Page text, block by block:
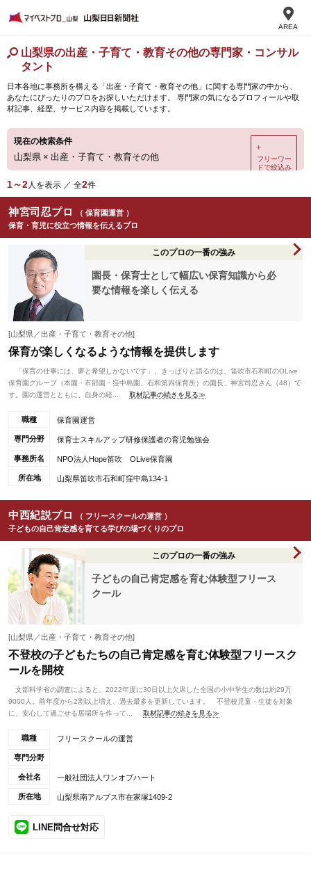
AREA
山梨県の出産・子育て・教育その他の専門家・コンサル
タント
日本各地に事務所を構える「出産・子育て・教育その他」に関する専門家の中から、
あなたにぴったりのプロをお探しいただけます。 専門家の気になるプロフィールや取
材記事、経歴、サービス内容を掲載しています。
現在の検索条件
山梨県 × 出産・子育て・教育その他
＋
フリーワー
ドで絞込み
1～2人を表示 ／ 全2件
神宮司忍プロ
（ 保育園運営 ）
保育・育児に役立つ情報を伝えるプロ
このプロの一番の強み
園長・保育士として幅広い保育知識から必
要な情報を楽しく伝える
[山梨県／出産・子育て・教育その他]
保育が楽しくなるような情報を提供します
「保育の仕事には、夢と希望しかないです」。きっぱりと語るのは、笛吹市石和町のOLive
保育園グループ（本園・市部園・窪中島園、石和第四保育所）の園長、神宮司忍さん（48）で
す。園の運営とともに、自身の経...
取材記事の続きを見る≫
職種 保育園運営
専門分野 保育士スキルアップ研修保護者の育児勉強会
事務所名 NPO法人Hope笛吹 OLive保育園
所在地 山梨県笛吹市石和町窪中島134-1
中西紀説プロ
（ フリースクールの運営 ）
子どもの自己肯定感を育てる学びの場づくりのプロ
このプロの一番の強み
子どもの自己肯定感を育む体験型フリース
クール
[山梨県／出産・子育て・教育その他]
不登校の子どもたちの自己肯定感を育む体験型フリースク
ールを開校
文部科学省の調査によると、2022年度に30日以上欠席した全国の小中学生の数は約29万
9000人。前年度から2割以上増え、過去最多を更新しています。 不登校児童・生徒を対象
に、安心して過ごせる居場所を作って...
取材記事の続きを見る≫
職種 フリースクールの運営
専門分野
会社名 一般社団法人ワンオブハート
所在地 山梨県南アルプス市在家塚1409-2
LINE問合せ対応